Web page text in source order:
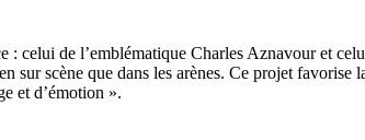
: celui de l’emblématique Charles Aznavour et
sur scène que dans les arènes. Ce projet favorise
et d’émotion ».